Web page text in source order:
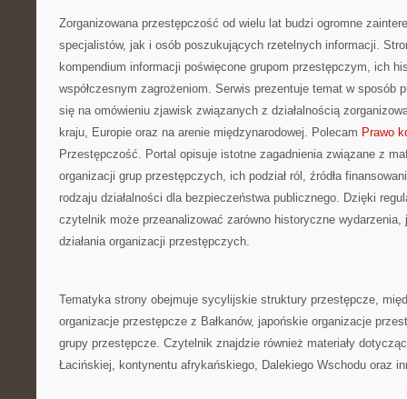
Zorganizowana przestępczość od wielu lat budzi ogromne
specjalistów, jak i osób poszukujących rzetelnych informacji.
kompendium informacji poświęcone grupom przestępczym, ich
współczesnym zagrożeniom. Serwis prezentuje temat w sposób
się na omówieniu zjawisk związanych z działalnością
kraju, Europie oraz na arenie międzynarodowej. Polecam Prawo
Przestępczość. Portal opisuje istotne zagadnienia związane z
organizacji grup przestępczych, ich podział ról, źródła
rodzaju działalności dla bezpieczeństwa publicznego. Dzięki
czytelnik może przeanalizować zarówno historyczne
działania organizacji przestępczych.
Tematyka strony obejmuje sycylijskie struktury przestępcze,
organizacje przestępcze z Bałkanów, japońskie organizacje
grupy przestępcze. Czytelnik znajdzie również materiały
Łacińskiej, kontynentu afrykańskiego, Dalekiego Wschodu oraz